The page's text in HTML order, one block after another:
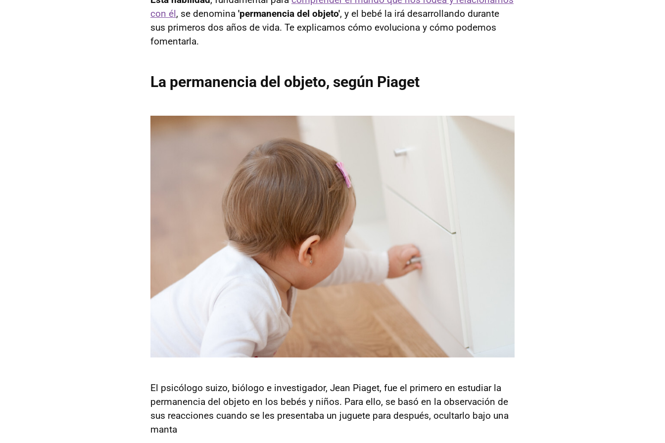
con él, se denomina 'permanencia del objeto', y el bebé la irá desarrollando durante
sus primeros dos años de vida. Te explicamos cómo evoluciona y cómo podemos
fomentarla.
La permanencia del objeto, según Piaget
El psicólogo suizo, biólogo e investigador, Jean Piaget, fue el primero en estudiar la
permanencia del objeto en los bebés y niños. Para ello, se basó en la observación de
sus reacciones cuando se les presentaba un juguete para después, ocultarlo bajo una
manta